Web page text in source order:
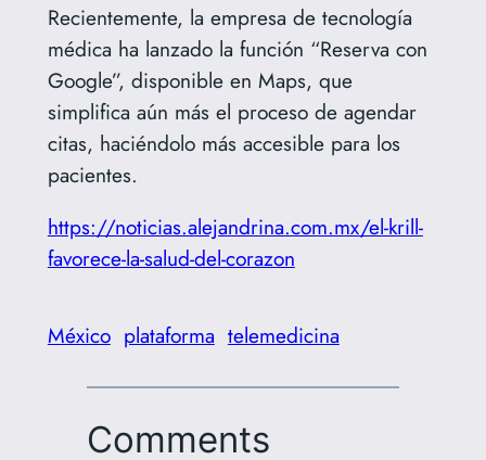
Recientemente, la empresa de tecnología
médica ha lanzado la función “Reserva con
Google”, disponible en Maps, que
simplifica aún más el proceso de agendar
citas, haciéndolo más accesible para los
pacientes.
https://noticias.alejandrina.com.mx/el-krill-
favorece-la-salud-del-corazon
México plataforma telemedicina
Comments